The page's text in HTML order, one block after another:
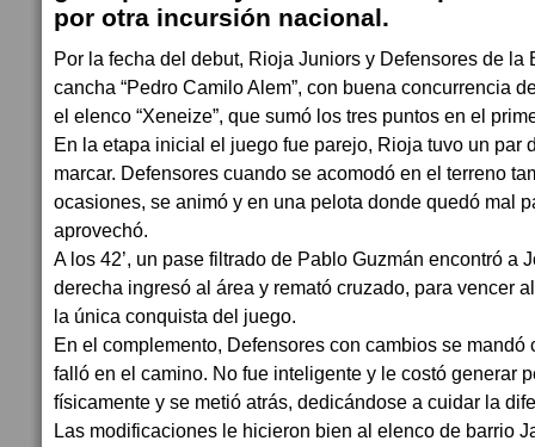
por otra incursión nacional.
Por la fecha del debut, Rioja Juniors y Defensores de la
cancha “Pedro Camilo Alem”, con buena concurrencia
el elenco “Xeneize”, que sumó los tres puntos en el
En la etapa inicial el juego fue parejo, Rioja tuvo un par
marcar. Defensores cuando se acomodó en el terreno
ocasiones, se animó y en una pelota donde quedó mal
aprovechó.
A los 42’, un pase filtrado de Pablo Guzmán encontró a
derecha ingresó al área y remató cruzado, para vencer
la única conquista del juego.
En el complemento, Defensores con cambios se mandó
falló en el camino. No fue inteligente y le costó generar
físicamente y se metió atrás, dedicándose a cuidar la
Las modificaciones le hicieron bien al elenco de barrio